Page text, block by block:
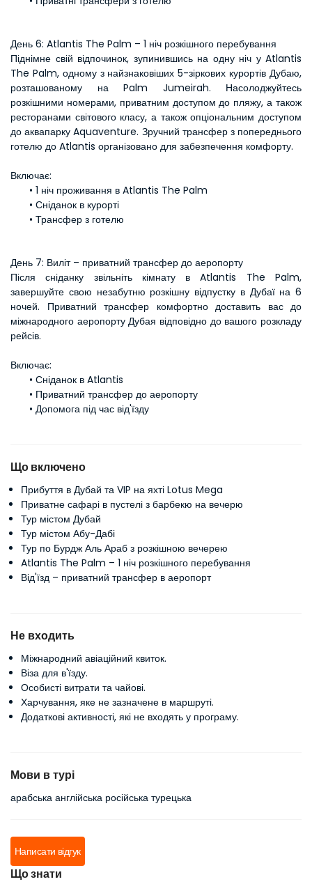
День 6: Atlantis The Palm – 1 ніч розкішного перебування
Піднімне свій відпочинок, зупинившись на одну ніч у Atlantis
The Palm, одному з найзнаковіших 5-зіркових курортів Дубаю,
розташованому на Palm Jumeirah. Насолоджуйтесь
розкішними номерами, приватним доступом до пляжу, а також
ресторанами світового класу, а також опціональним доступом
до аквапарку Aquaventure. Зручний трансфер з попереднього
готелю до Atlantis організовано для забезпечення комфорту.
Включає:
1 ніч проживання в Atlantis The Palm
Сніданок в курорті
Трансфер з готелю
День 7: Виліт – приватний трансфер до аеропорту
Після сніданку звільніть кімнату в Atlantis The Palm,
завершуйте свою незабутню розкішну відпустку в Дубаї на 6
ночей. Приватний трансфер комфортно доставить вас до
міжнародного аеропорту Дубая відповідно до вашого розкладу
рейсів.
Включає:
Сніданок в Atlantis
Приватний трансфер до аеропорту
Допомога під час від'їзду
Що включено
Прибуття в Дубай та VIP на яхті Lotus Mega
Приватне сафарі в пустелі з барбекю на вечерю
Тур містом Дубай
Тур містом Абу-Дабі
Тур по Бурдж Аль Араб з розкішною вечерею
Atlantis The Palm – 1 ніч розкішного перебування
Від'їзд – приватний трансфер в аеропорт
Не входить
Міжнародний авіаційний квиток.
Віза для в'їзду.
Особисті витрати та чайові.
Харчування, яке не зазначене в маршруті.
Додаткові активності, які не входять у програму.
Мови в турі
арабська англійська російська турецька
Написати відгук
Що знати